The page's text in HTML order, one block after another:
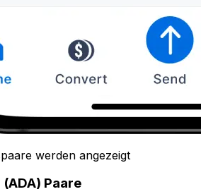
werden angezeigt
Paare